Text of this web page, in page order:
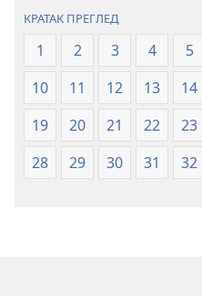
КРАТАК ПРЕГЛЕД
1 2 3 4 5
10
11 12 13 14
19
20 21 22 23
28
29 30 31 32